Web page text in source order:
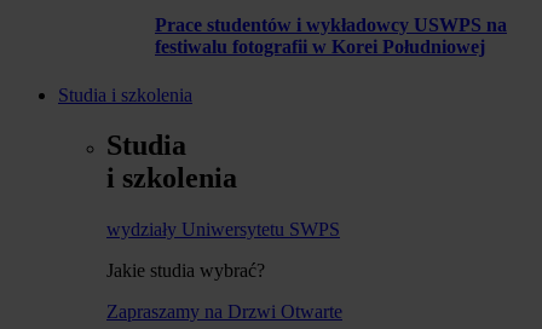
Prace studentów i wykładowcy USWPS na
festiwalu fotografii w Korei Południowej
Studia i szkolenia
Studia
i szkolenia
wydziały Uniwersytetu SWPS
Jakie studia wybrać?
Zapraszamy na Drzwi Otwarte